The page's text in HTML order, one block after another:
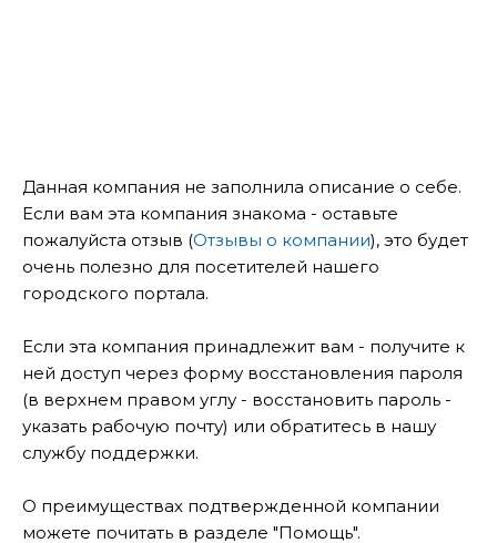
Данная компания не заполнила описание о себе.
Если вам эта компания знакома - оставьте
пожалуйста отзыв (Отзывы о компании), это будет
очень полезно для посетителей нашего
городского портала.
Если эта компания принадлежит вам - получите к
ней доступ через форму восстановления пароля
(в верхнем правом углу - восстановить пароль -
указать рабочую почту) или обратитесь в нашу
службу поддержки.
О преимуществах подтвержденной компании
можете почитать в разделе "Помощь".